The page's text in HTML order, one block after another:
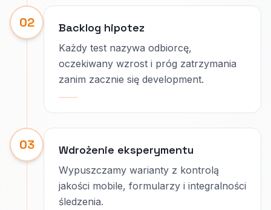
02 Backlog hipotez
Każdy test nazywa odbiorcę,
oczekiwany wzrost i próg zatrzymania
zanim zacznie się development.
03 Wdrożenie eksperymentu
Wypuszczamy warianty z kontrolą
jakości mobile, formularzy i integralności
śledzenia.